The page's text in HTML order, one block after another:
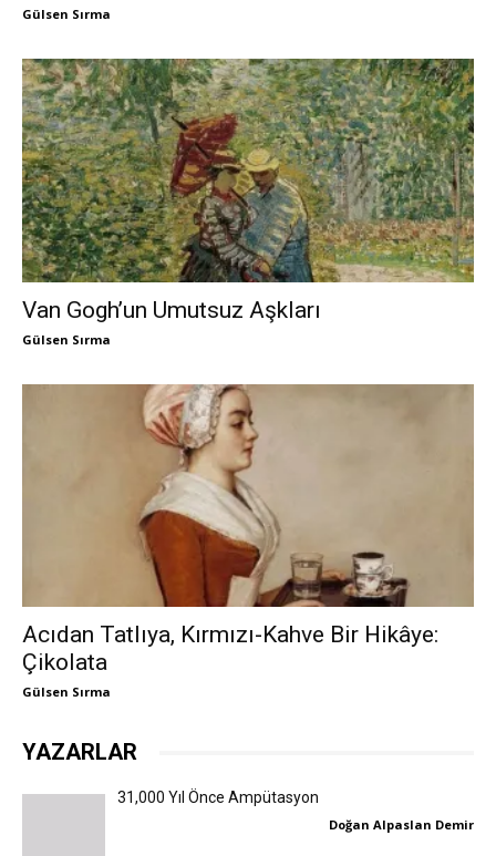
Gülsen Sırma
Van Gogh’un Umutsuz Aşkları
Gülsen Sırma
Acıdan Tatlıya, Kırmızı-Kahve Bir Hikâye:
Çikolata
Gülsen Sırma
YAZARLAR
31,000 Yıl Önce Ampütasyon
Doğan Alpaslan Demir